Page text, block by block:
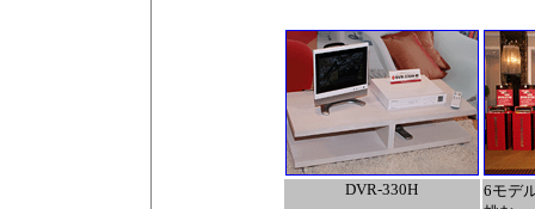
DVR-330H
6モデ